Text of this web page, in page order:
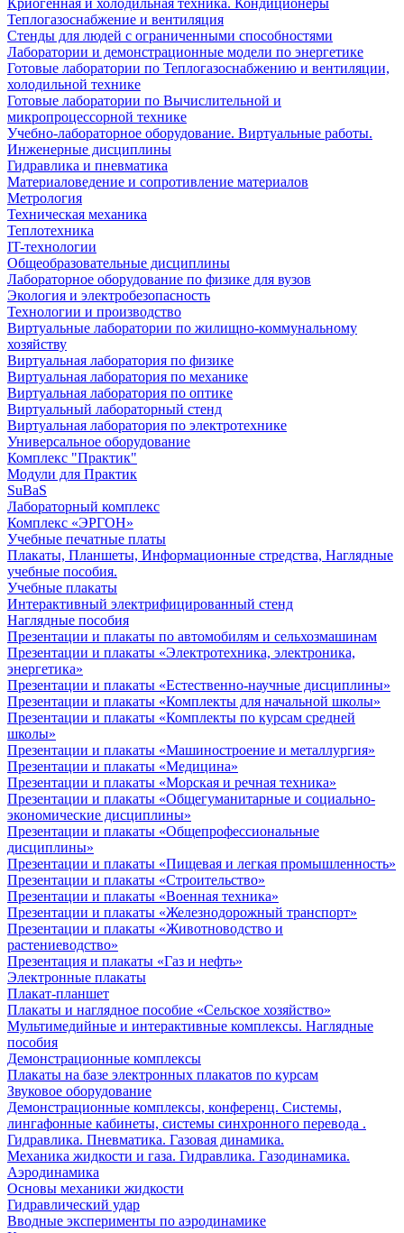
Криогенная и холодильная техника. Кондиционеры
Теплогазоснабжение и вентиляция
Стенды для людей с ограниченными способностями
Лаборатории и демонстрационные модели по энергетике
Готовые лаборатории по Теплогазоснабжению и вентиляции,
холодильной технике
Готовые лаборатории по Вычислительной и
микропроцессорной технике
Учебно-лабораторное оборудование. Виртуальные работы.
Инженерные дисциплины
Гидравлика и пневматика
Материаловедение и сопротивление материалов
Метрология
Техническая механика
Теплотехника
IT-технологии
Общеобразовательные дисциплины
Лабораторное оборудование по физике для вузов
Экология и электробезопасность
Технологии и производство
Виртуальные лаборатории по жилищно-коммунальному
хозяйству
Виртуальная лаборатория по физике
Виртуальная лаборатория по механике
Виртуальная лаборатория по оптике
Виртуальный лабораторный стенд
Виртуальная лаборатория по электротехнике
Универсальное оборудование
Комплекс "Практик"
Модули для Практик
SuBaS
Лабораторный комплекс
Комплекс «ЭРГОН»
Учебные печатные платы
Плакаты, Планшеты, Информационные стредства, Наглядные
учебные пособия.
Учебные плакаты
Интерактивный электрифицированный стенд
Наглядные пособия
Презентации и плакаты по автомобилям и сельхозмашинам
Презентации и плакаты «Электротехника, электроника,
энергетика»
Презентации и плакаты «Естественно-научные дисциплины»
Презентации и плакаты «Комплекты для начальной школы»
Презентации и плакаты «Комплекты по курсам средней
школы»
Презентации и плакаты «Машиностроение и металлургия»
Презентации и плакаты «Медицина»
Презентации и плакаты «Морская и речная техника»
Презентации и плакаты «Общегуманитарные и социально-
экономические дисциплины»
Презентации и плакаты «Общепрофессиональные
дисциплины»
Презентации и плакаты «Пищевая и легкая промышленность»
Презентации и плакаты «Строительство»
Презентации и плакаты «Военная техника»
Презентации и плакаты «Железнодорожный транспорт»
Презентации и плакаты «Животноводство и
растениеводство»
Презентация и плакаты «Газ и нефть»
Электронные плакаты
Плакат-планшет
Плакаты и наглядное пособие «Сельское хозяйство»
Мультимедийные и интерактивные комплексы. Наглядные
пособия
Демонстрационные комплексы
Плакаты на базе электронных плакатов по курсам
Звуковое оборудование
Демонстрационные комплексы, конференц. Системы,
лингафонные кабинеты, системы синхронного перевода .
Гидравлика. Пневматика. Газовая динамика.
Механика жидкости и газа. Гидравлика. Газодинамика.
Аэродинамика
Основы механики жидкости
Гидравлический удар
Вводные эксперименты по аэродинамике